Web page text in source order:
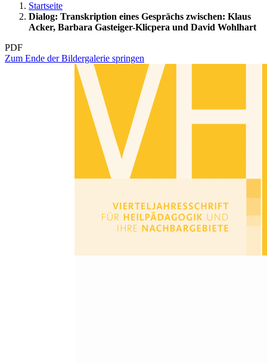
Startseite
Dialog: Transkription eines Gesprächs zwischen: Klaus
Acker, Barbara Gasteiger-Klicpera und David Wohlhart
PDF
Zum Ende der Bildergalerie springen